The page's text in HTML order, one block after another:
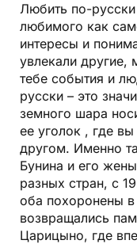
Любить по-русски
любимого как
интересы и
увлекали другие,
тебе события и
русски – это
земного шара
ее уголок , где
другом. Именно
Бунина и его
разных стран, с
оба похоронены
возвращались
Царицыно, где